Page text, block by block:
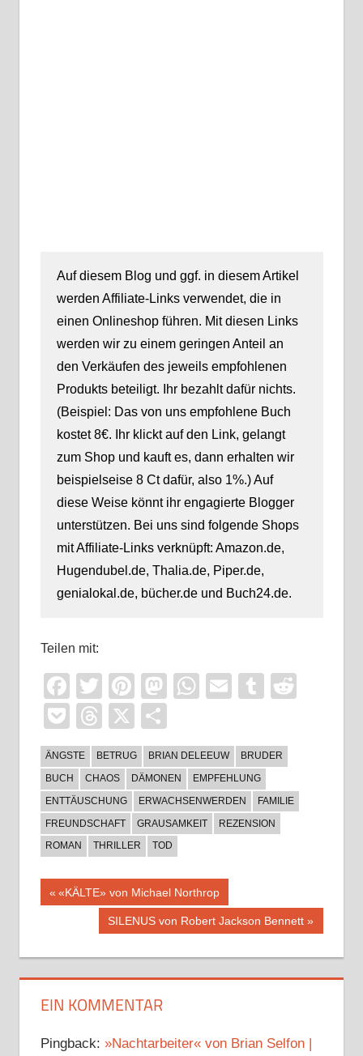
Auf diesem Blog und ggf. in diesem Artikel
werden Affiliate-Links verwendet, die in
einen Onlineshop führen. Mit diesen Links
werden wir zu einem geringen Anteil an
den Verkäufen des jeweils empfohlenen
Produkts beteiligt. Ihr bezahlt dafür nichts.
(Beispiel: Das von uns empfohlene Buch
kostet 8€. Ihr klickt auf den Link, gelangt
zum Shop und kauft es, dann erhalten wir
beispielseise 8 Ct dafür, also 1%.) Auf
diese Weise könnt ihr engagierte Blogger
unterstützen. Bei uns sind folgende Shops
mit Affiliate-Links verknüpft: Amazon.de,
Hugendubel.de, Thalia.de, Piper.de,
genialokal.de, bücher.de und Buch24.de.
Teilen mit:
Facebook
TwitterPinterest
Mastodon
WhatsApp
EmailTumblr
PocketThreads
X
ÄNGSTE BETRUG BRIAN DELEEUW
BRUDER
BUCH
CHAOS DÄMONEN
EMPFEHLUNG
ENTTÄUSCHUNG
ERWACHSENWERDEN
FAMILIE
FREUNDSCHAFT
GRAUSAMKEIT
REZENSION
ROMAN
THRILLER TOD
Beitragsnavigation
Vorheriger
«KÄLTE» von Michael Northrop
Nächster
SILENUS von Robert Jackson Bennett
EIN KOMMENTAR
Pingback: »Nachtarbeiter« von Brian Selfon |